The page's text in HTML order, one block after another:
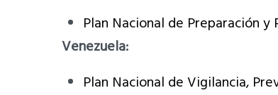
Plan Nacional de Preparación
Venezuela:
Plan Nacional de Vigilancia,